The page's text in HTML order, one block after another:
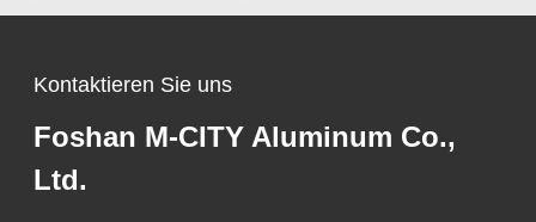
Mustern für
Kontaktieren Sie uns
Foshan M-CITY Aluminum Co.,
Ltd.